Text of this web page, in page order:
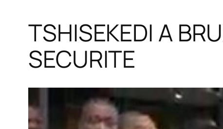
TSHISEKEDI A
SECURITE